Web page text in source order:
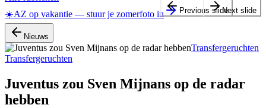
☀️AZ op vakantie — stuur je zomerfoto in
Nieuws
Transfergeruchten
Transfergeruchten
Juventus zou Sven Mijnans op de radar
hebben
Previous slideNext slide